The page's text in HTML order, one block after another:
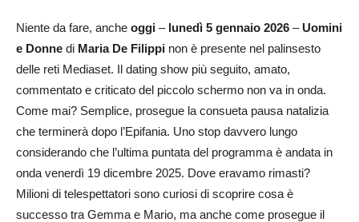
Niente da fare, anche oggi – lunedì 5 gennaio 2026 – Uomini
e Donne di Maria De Filippi non è presente nel palinsesto
delle reti Mediaset. Il dating show più seguito, amato,
commentato e criticato del piccolo schermo non va in onda.
Come mai? Semplice, prosegue la consueta pausa natalizia
che terminerà dopo l’Epifania. Uno stop davvero lungo
considerando che l’ultima puntata del programma è andata in
onda venerdì 19 dicembre 2025. Dove eravamo rimasti?
Milioni di telespettatori sono curiosi di scoprire cosa è
successo tra Gemma e Mario, ma anche come prosegue il